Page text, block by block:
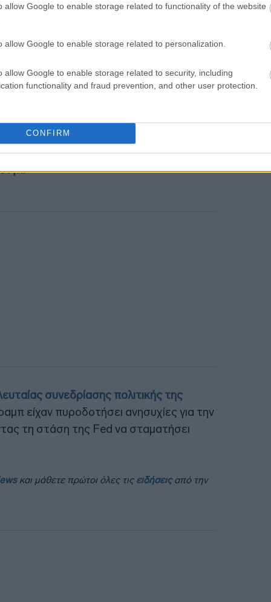
allow Google to enable storage related to functionality of the website
allow Google to enable storage related to personalization.
allow Google to enable storage related to security, including
functionality and fraud prevention, and other user protection.
CONFIRM
του Ουκρανού προέδρου,
ότι δρα ωςδικτάτορατην Τετάρτη
για να εξασφαλίσει την ειρήνη ή
ειρηνευτικές συνομιλίες Ουκρανίας-
σε κάποια
είναι προσωρινή», τόνισε ο αναλυτής
συνεδρίασης πολιτικής της
είχαν πυροδοτήσει ανησυχίες για την
τη στάση της Fed να σταματήσει
και μάθετε πρώτοι όλες τις ειδήσειςαπό την
12:20